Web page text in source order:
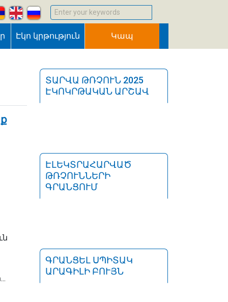
Enter your keywords
Էկո կրթություն Կապ
ՏԱՐՎԱ ԹՌՉՈՒՆ 2025
ԷԿՈԿՐԹԱԿԱՆ ԱՐՇԱՎ
ԷԼԵԿՏՐԱՀԱՐՎԱԾ
ԹՌՉՈՒՆՆԵՐԻ
ԳՐԱՆՑՈՒՄ
ԳՐԱՆՑԵԼ ՍՊԻՏԱԿ
ԱՐԱԳԻԼԻ ԲՈՒՅՆ